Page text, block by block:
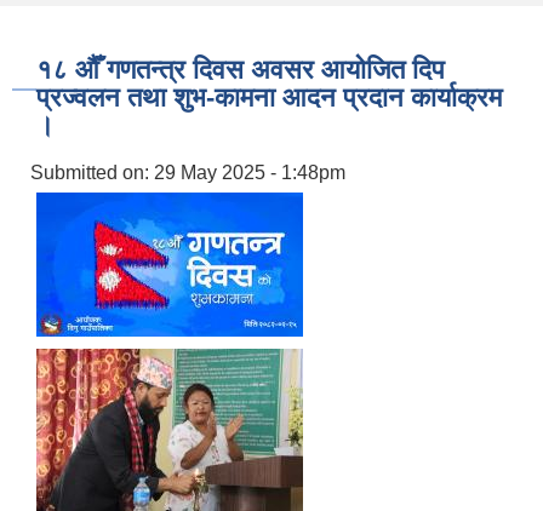
१८ औँ गणतन्त्र दिवस अवसर आयोजित दिप
प्रज्वलन तथा शुभ-कामना आदन प्रदान कार्याक्रम
।
Submitted on: 29 May 2025 - 1:48pm